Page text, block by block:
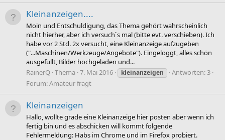
Kleinanzeigen....
Moin und Entschuldigung, das Thema gehört wahrscheinlich
nicht hierher, aber ich versuch`s mal (bitte evt. verschieben). Ich
habe vor 2 Std. 2x versucht, eine Kleinanzeige aufzugeben
("...Maschinen/Werkzeuge/Angebote"). Eingeloggt, alles schön
ausgefüllt, Bilder hochgeladen und...
RainerQ Thema 7. Mai 2016 kleinanzeigen
Antworten: 3
Forum:Amateur fragt
Kleinanzeigen
Hallo, wollte grade eine Kleinanzeige hier posten aber wenn ich
fertig bin und es abschicken will kommt folgende
Fehlermeldung: Habs im Chrome und im Firefox probiert.